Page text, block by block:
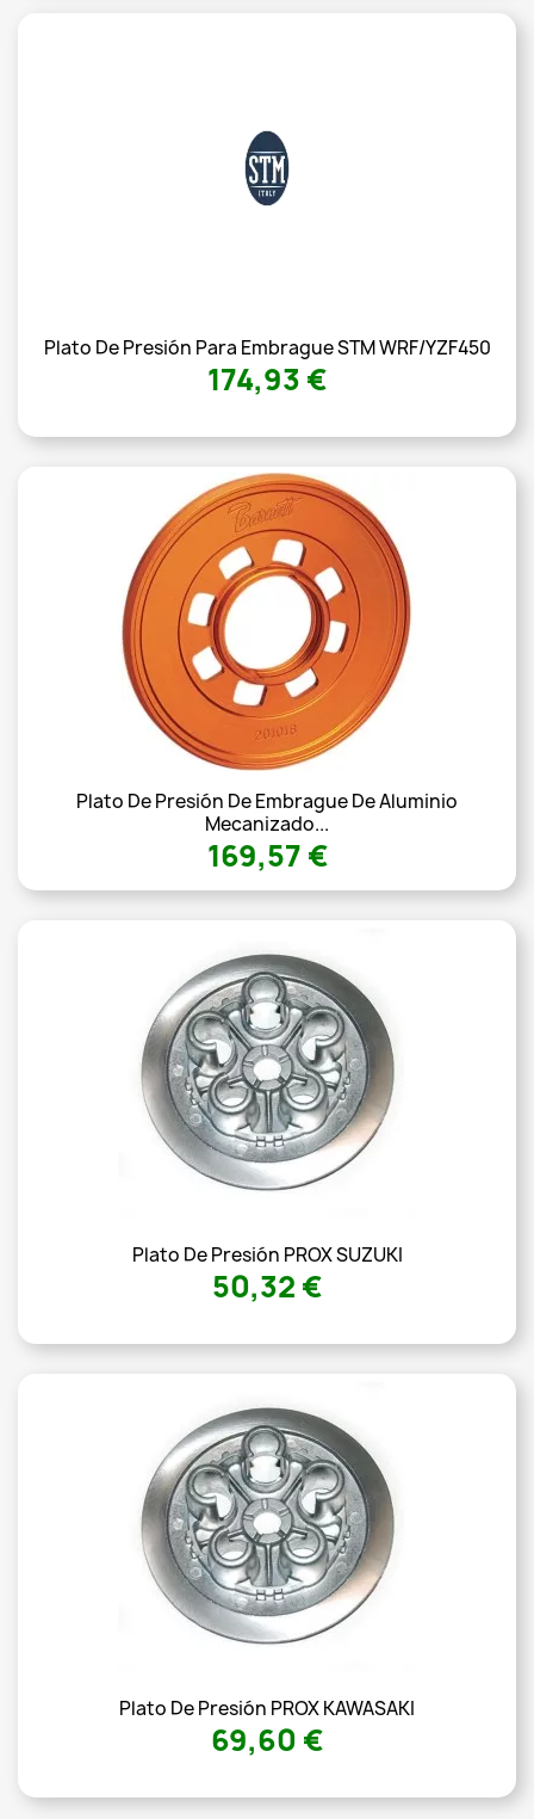
Plato De Presión Para Embrague STM WRF/YZF450
174,93 €
Plato De Presión De Embrague De Aluminio
Mecanizado...
169,57 €
Plato De Presión PROX SUZUKI
50,32 €
Plato De Presión PROX KAWASAKI
69,60 €